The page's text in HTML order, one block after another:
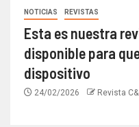
NOTICIAS REVISTAS
Esta es nuestra
disponible para
dispositivo
24/02/2026 Revista